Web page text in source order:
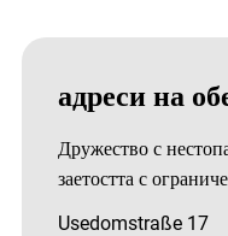
адреси на
Дружество с
заетостта с
Usedomstraße 17